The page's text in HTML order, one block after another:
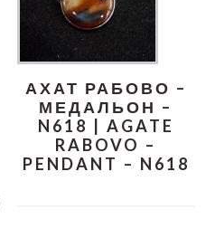
АХАТ РАБОВО –
МЕДАЛЬОН –
N618 | AGATE
RABOVO –
PENDANT – N618